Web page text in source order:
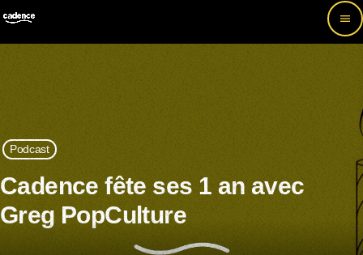
menu
Podcast
Cadence fête ses 1 an avec
Greg PopCulture